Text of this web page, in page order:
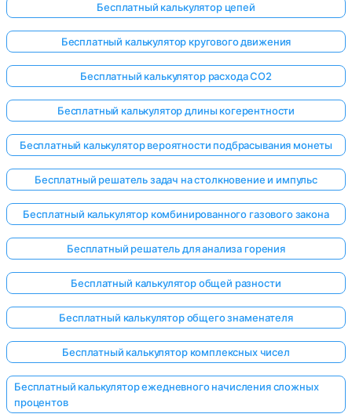
Бесплатный калькулятор цепей
Бесплатный калькулятор кругового движения
Бесплатный калькулятор расхода CO2
Бесплатный калькулятор длины когерентности
Бесплатный калькулятор вероятности подбрасывания монеты
Бесплатный решатель задач на столкновение и импульс
Бесплатный калькулятор комбинированного газового закона
Бесплатный решатель для анализа горения
Бесплатный калькулятор общей разности
Бесплатный калькулятор общего знаменателя
Бесплатный калькулятор комплексных чисел
Бесплатный калькулятор ежедневного начисления сложных
процентов